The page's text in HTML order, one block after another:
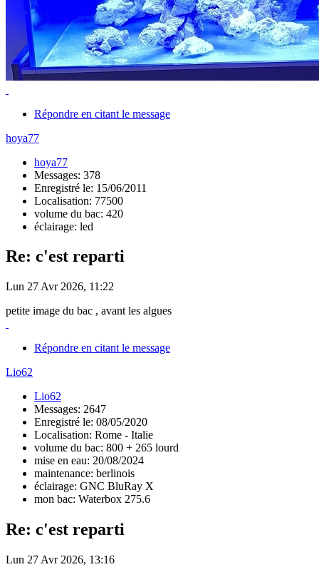
Répondre en citant le message
hoya77
hoya77
Messages: 378
Enregistré le: 15/06/2011
Localisation: 77500
volume du bac: 420
éclairage: led
Re: c'est reparti
Lun 27 Avr 2026, 11:22
petite image du bac , avant les algues
Répondre en citant le message
Lio62
Lio62
Messages: 2647
Enregistré le: 08/05/2020
Localisation: Rome - Italie
volume du bac: 800 + 265 lourd
mise en eau: 20/08/2024
maintenance: berlinois
éclairage: GNC BluRay X
mon bac: Waterbox 275.6
Re: c'est reparti
Lun 27 Avr 2026, 13:16